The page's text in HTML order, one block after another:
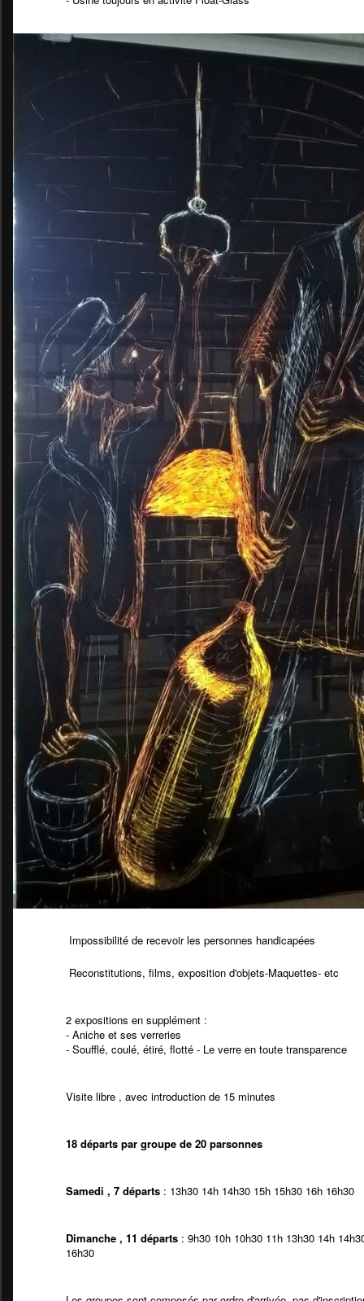
Impossibilité de recevoir les personnes handicapées
Reconstitutions, films, exposition d'objets-Maquettes- etc
2 expositions en supplément :
- Aniche et ses verreries
- Soufflé, coulé, étiré, flotté - Le verre en toute transparence
Visite libre , avec introduction de 15 minutes
18 départs par groupe de 20 parsonnes
Samedi , 7 départs : 13h30 14h 14h30 15h 15h30 16h 16h30
Dimanche , 11 départs : 9h30 10h 10h30 11h 13h30 14h
16h30